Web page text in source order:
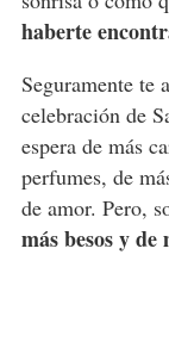
haberte
Seguramente te
celebración de
espera de más
perfumes, de
de amor. Pero,
más besos y